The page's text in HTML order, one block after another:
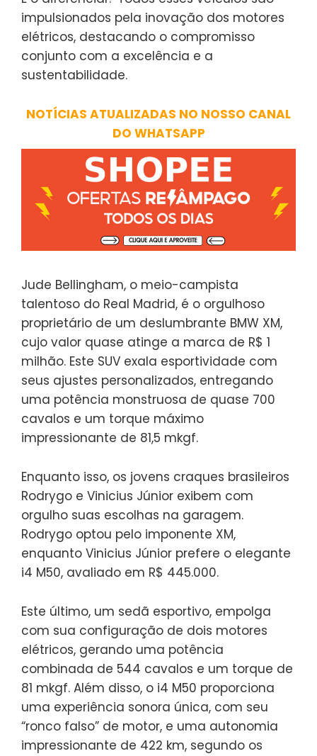
impulsionados pela inovação dos motores
elétricos, destacando o compromisso
conjunto com a excelência e a
sustentabilidade.
NOTÍCIAS ATUALIZADAS NO NOSSO CANAL
DO WHATSAPP
Jude Bellingham, o meio-campista
talentoso do Real Madrid, é o orgulhoso
proprietário de um deslumbrante BMW XM,
cujo valor quase atinge a marca de R$ 1
milhão. Este SUV exala esportividade com
seus ajustes personalizados, entregando
uma potência monstruosa de quase 700
cavalos e um torque máximo
impressionante de 81,5 mkgf.
Enquanto isso, os jovens craques brasileiros
Rodrygo e Vinicius Júnior exibem com
orgulho suas escolhas na garagem.
Rodrygo optou pelo imponente XM,
enquanto Vinicius Júnior prefere o elegante
i4 M50, avaliado em R$ 445.000.
Este último, um sedã esportivo, empolga
com sua configuração de dois motores
elétricos, gerando uma potência
combinada de 544 cavalos e um torque de
81 mkgf. Além disso, o i4 M50 proporciona
uma experiência sonora única, com seu
“ronco falso” de motor, e uma autonomia
impressionante de 422 km, segundo os